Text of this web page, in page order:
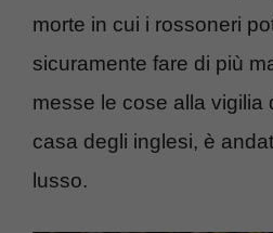
morte in cui i rossoneri
sicuramente fare di più
messe le cose alla vigilia
casa degli inglesi, è
lusso.